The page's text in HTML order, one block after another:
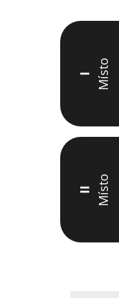
I Místo
II Místo